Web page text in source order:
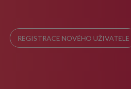
REGISTRACE NOVÉHO UŽIVATELE